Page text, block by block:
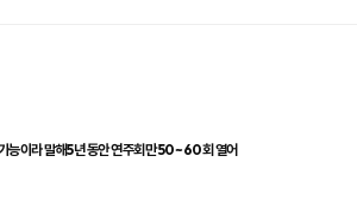
능이라 말해5년 동안 연주회만 50~60회 열어